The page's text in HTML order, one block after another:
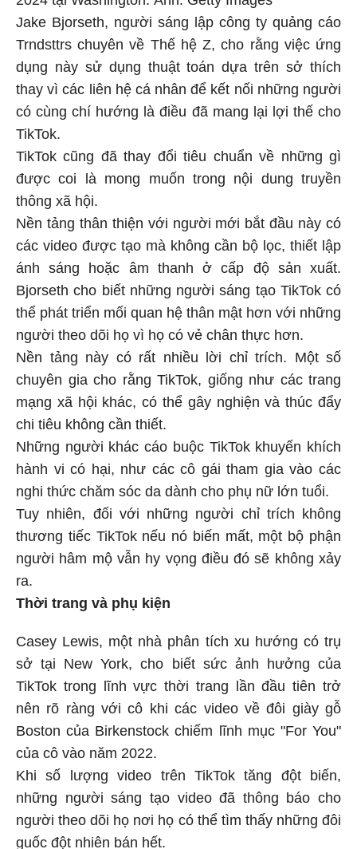
Jake Bjorseth, người sáng lập công ty quảng cáo
Trndsttrs chuyên về Thế hệ Z, cho rằng việc ứng
dụng này sử dụng thuật toán dựa trên sở thích
thay vì các liên hệ cá nhân để kết nối những người
có cùng chí hướng là điều đã mang lại lợi thế cho
TikTok.
TikTok cũng đã thay đổi tiêu chuẩn về những gì
được coi là mong muốn trong nội dung truyền
thông xã hội.
Nền tảng thân thiện với người mới bắt đầu này có
các video được tạo mà không cần bộ lọc, thiết lập
ánh sáng hoặc âm thanh ở cấp độ sản xuất.
Bjorseth cho biết những người sáng tạo TikTok có
thể phát triển mối quan hệ thân mật hơn với những
người theo dõi họ vì họ có vẻ chân thực hơn.
Nền tảng này có rất nhiều lời chỉ trích. Một số
chuyên gia cho rằng TikTok, giống như các trang
mạng xã hội khác, có thể gây nghiện và thúc đẩy
chi tiêu không cần thiết.
Những người khác cáo buộc TikTok khuyến khích
hành vi có hại, như các cô gái tham gia vào các
nghi thức chăm sóc da dành cho phụ nữ lớn tuổi.
Tuy nhiên, đối với những người chỉ trích không
thương tiếc TikTok nếu nó biến mất, một bộ phận
người hâm mộ vẫn hy vọng điều đó sẽ không xảy
ra.
Thời trang và phụ kiện
Casey Lewis, một nhà phân tích xu hướng có trụ
sở tại New York, cho biết sức ảnh hưởng của
TikTok trong lĩnh vực thời trang lần đầu tiên trở
nên rõ ràng với cô khi các video về đôi giày gỗ
Boston của Birkenstock chiếm lĩnh mục "For You"
của cô vào năm 2022.
Khi số lượng video trên TikTok tăng đột biến,
những người sáng tạo video đã thông báo cho
người theo dõi họ nơi họ có thể tìm thấy những đôi
guốc đột nhiên bán hết.